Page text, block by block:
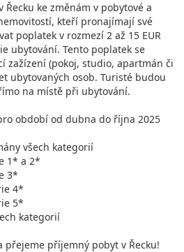
Řecku ke změnám v pobytové a
kteří pronajímají své
poplatek v rozmezí 2 až 15 EUR
ubytování. Tento poplatek se
zažízení (pokoj, studio, apartmán či
ubytovaných osob. Turisté budou
na místě při ubytování.
období od dubna do října 2025
všech kategorií
1* a 2*
3*
4*
5*
kategorií
přejeme příjemný pobyt v Řecku!